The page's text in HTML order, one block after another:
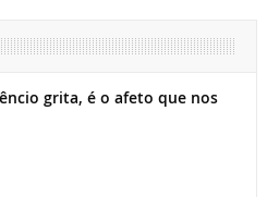
grita, é o afeto que nos